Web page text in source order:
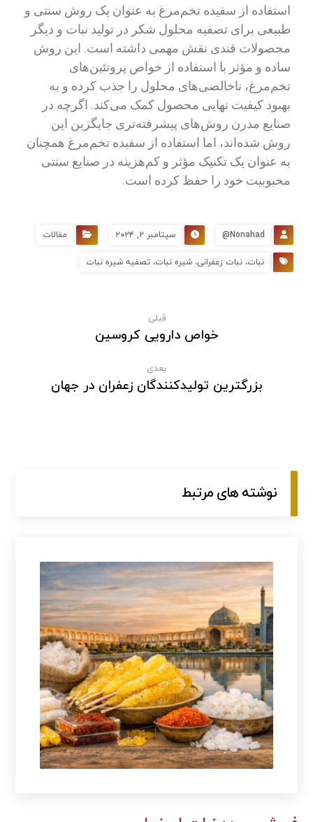
استفاده از سفیده تخم‌مرغ به عنوان یک روش سنتی و
طبیعی برای تصفیه محلول شکر در تولید نبات و دیگر
محصولات قندی نقش مهمی داشته است. این روش
ساده و مؤثر با استفاده از خواص پروتئین‌های
تخم‌مرغ، ناخالصی‌های محلول را جذب کرده و به
بهبود کیفیت نهایی محصول کمک می‌کند. اگرچه در
صنایع مدرن روش‌های پیشرفته‌تری جایگزین این
روش شده‌اند، اما استفاده از سفیده تخم‌مرغ همچنان
به عنوان یک تکنیک مؤثر و کم‌هزینه در صنایع سنتی
محبوبیت خود را حفظ کرده است.
Nonahad@ سپتامبر ۲, ۲۰۲۴ مقالات
نبات، نبات زعفرانی، شیره نبات، تصفیه شیره نبات
قبلی
خواص دارویی کروسین
بعدی
بزرگترین تولیدکنندگان زعفران در جهان
نوشته های مرتبط